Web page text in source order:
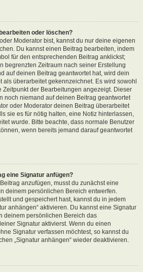
oder löschen?
Moderator bist, kannst du nur deine eigenen
Du kannst einen Beitrag bearbeiten, indem
für den entsprechenden Beitrag anklickst;
begrenzten Zeitraum nach seiner Erstellung
auf deinen Beitrag geantwortet hat, wird dein
als überarbeitet gekennzeichnet. Es wird sowohl
Zeitpunkt der Bearbeitungen angezeigt. Dieser
noch niemand auf deinen Beitrag geantwortet
oder Moderator deinen Beitrag überarbeitet
sie es für nötig halten, eine Notiz hinterlassen,
wurde. Bitte beachte, dass normale Benutzer
wenn bereits jemand darauf geantwortet
eine Signatur anfügen?
anzufügen, musst du zunächst eine
deinem persönlichen Bereich entwerfen.
und gespeichert hast, kannst du in jedem
anhängen“ aktivieren. Du kannst eine Signatur
deinem persönlichen Bereich das
Signatur aktivierst. Wenn du einen
Signatur verfassen möchtest, so kannst du
„Signatur anhängen“ wieder deaktivieren.